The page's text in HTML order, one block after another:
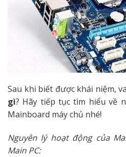
Sau khi biết được khái niệm,
gì? Hãy tiếp tục tìm hiểu về
Mainboard máy chủ nhé!
Nguyên lý hoạt động của
Main PC: